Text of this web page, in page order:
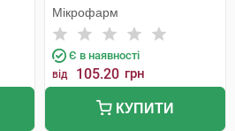
Мікрофарм
Є в наявності
від 105.20 грн
КУПИТИ